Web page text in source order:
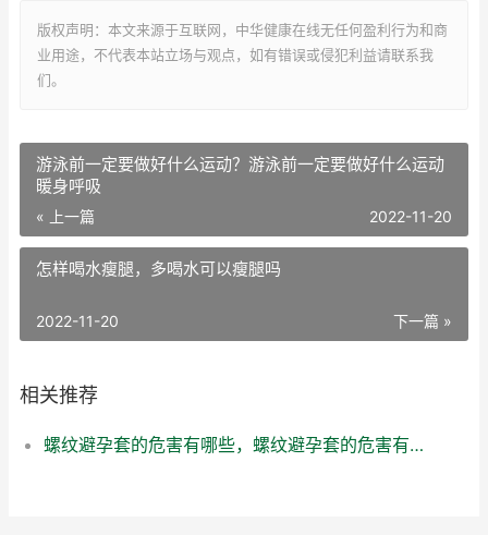
版权声明：本文来源于互联网，中华健康在线无任何盈利行为和商
业用途，不代表本站立场与观点，如有错误或侵犯利益请联系我
们。
游泳前一定要做好什么运动？游泳前一定要做好什么运动
暖身呼吸
« 上一篇 2022-11-20
怎样喝水瘦腿，多喝水可以瘦腿吗
下一篇 »
2022-11-20
相关推荐
螺纹避孕套的危害有哪些，螺纹避孕套的危害有多大